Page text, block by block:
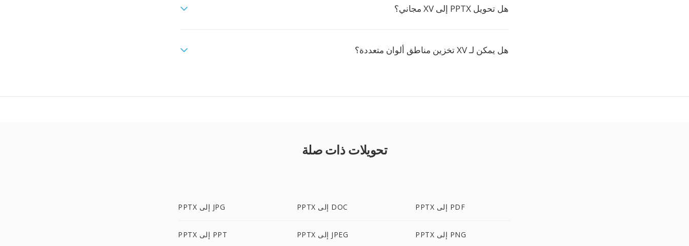
هل تحويل PPTX إلى XV مجاني؟
هل يمكن لـ XV تخزين مناطق ألوان متعددة؟
تحويلات ذات صلة
PPTX إلى JPG PPTX إلى DOC PPTX إلى PDF
PPTX إلى PPT PPTX إلى JPEG PPTX إلى PNG